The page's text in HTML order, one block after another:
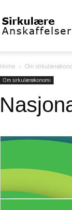
Home Om
Om sirkulærøkonomi